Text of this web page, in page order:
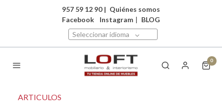
957 59 12 90 | Quiénes somos
Facebook
Instagram | BLOG
Seleccionar idioma
0
ARTICULOS